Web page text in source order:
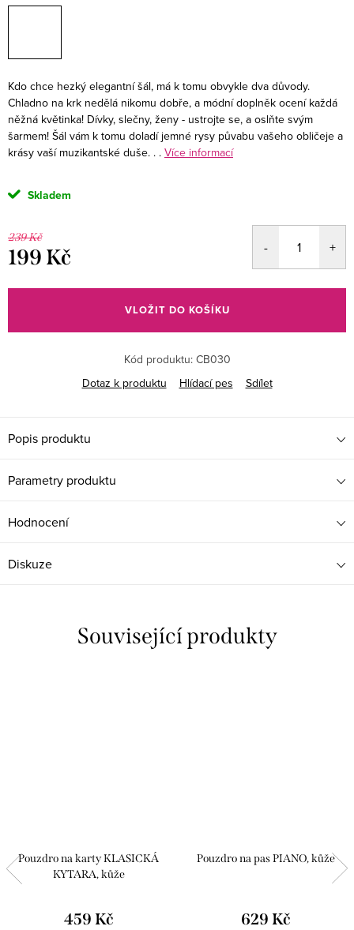
Kdo chce hezký elegantní šál, má k tomu obvykle dva důvody.
Chladno na krk nedělá nikomu dobře, a módní doplněk ocení každá
něžná květinka! Dívky, slečny, ženy - ustrojte se, a oslňte svým
šarmem! Šál vám k tomu doladí jemné rysy půvabu vašeho obličeje a
krásy vaší muzikantské duše. . . Více informací
Skladem
239 Kč
199 Kč
cena:
VLOŽIT DO KOŠÍKU
Kód produktu: CB030
Dotaz k produktu
Hlídací pes Sdílet
Popis produktu
Parametry produktu
Hodnocení
Diskuze
Související produkty
Pouzdro na karty KLASICKÁ
KYTARA, kůže
459 Kč
Pouzdro na pas PIANO, kůže
629 Kč